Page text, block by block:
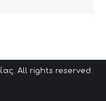
All rights reserved.